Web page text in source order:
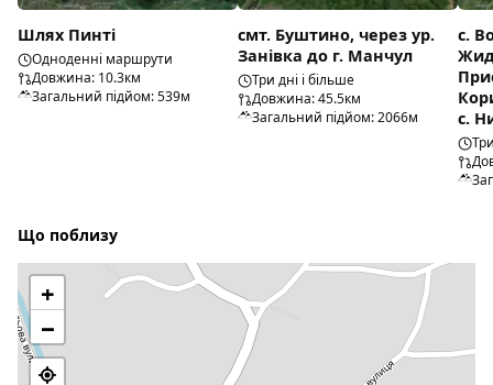
Шлях Пинті
Одноденні маршрути
Довжина: 10.3км
Загальний підйом: 539м
смт. Буштино, через ур.
Занівка до г. Манчул
Три дні і більше
Довжина: 45.5км
Загальний підйом: 2066м
с.
с.
Що поблизу
+
−